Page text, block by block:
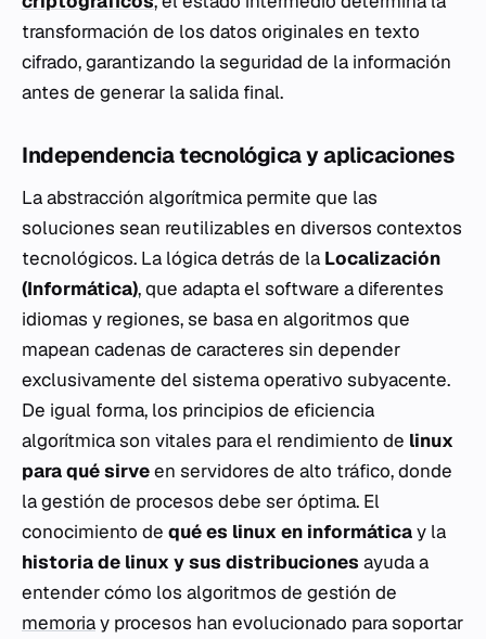
transformación de los datos originales en texto
cifrado, garantizando la seguridad de la información
antes de generar la salida final.
Independencia tecnológica y aplicaciones
La abstracción algorítmica permite que las
soluciones sean reutilizables en diversos contextos
tecnológicos. La lógica detrás de la Localización
(Informática), que adapta el software a diferentes
idiomas y regiones, se basa en algoritmos que
mapean cadenas de caracteres sin depender
exclusivamente del sistema operativo subyacente.
De igual forma, los principios de eficiencia
algorítmica son vitales para el rendimiento de linux
para qué sirveen servidores de alto tráfico, donde
la gestión de procesos debe ser óptima. El
conocimiento de qué es linux en informáticay la
historia de linux y sus distribuciones ayuda a
entender cómo los algoritmos de gestión de
memoriay procesos han evolucionado para soportar